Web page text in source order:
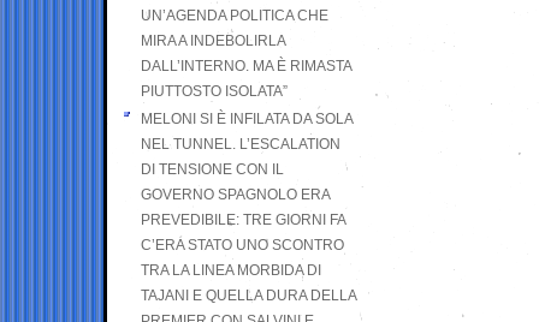
UN’AGENDA POLITICA CHE
MIRA A INDEBOLIRLA
DALL’INTERNO. MA È RIMASTA
PIUTTOSTO ISOLATA”
MELONI SI È INFILATA DA SOLA
NEL TUNNEL. L’ESCALATION
DI TENSIONE CON IL
GOVERNO SPAGNOLO ERA
PREVEDIBILE: TRE GIORNI FA
C’ERA STATO UNO SCONTRO
TRA LA LINEA MORBIDA DI
TAJANI E QUELLA DURA DELLA